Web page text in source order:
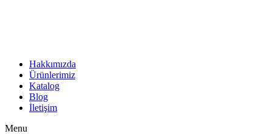
Hakkımızda
Ürünlerimiz
Katalog
Blog
İletişim
Menu